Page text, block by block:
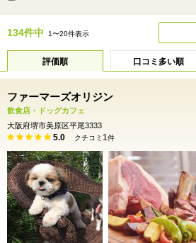
134件中 1〜20件表示
評価順 口コミ多い順
ファーマーズオリジン
飲食店・ドッグカフェ
大阪府堺市美原区平尾3333
5.0 クチコミ 1件